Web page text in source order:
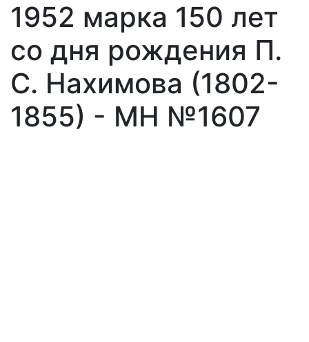
1952 марка 150 лет
со дня рождения П.
С. Нахимова (1802-
1855) - MH №1607